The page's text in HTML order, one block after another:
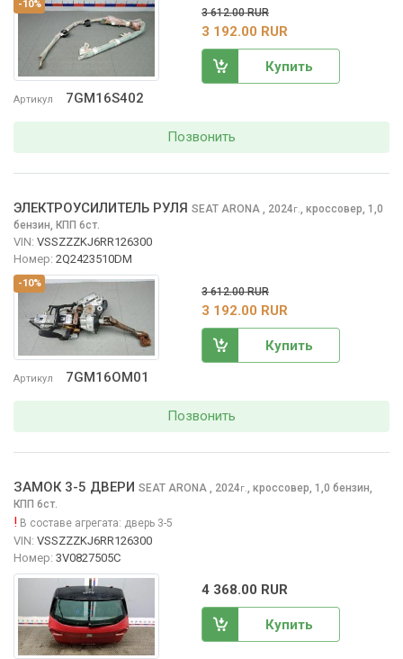
-10%
Артикул 7GM16S402
3 612.00 RUR
3 192.00 RUR
Купить
Позвонить
-10%
Артикул 7GM16OM01
ЭЛЕКТРОУСИЛИТЕЛЬ РУЛЯ SEAT ARONA , 2024г., кроссовер, 1,0
бензин, КПП 6ст.
VIN: VSSZZZKJ6RR126300
Номер: 2Q2423510DM
3 612.00 RUR
3 192.00 RUR
Купить
Позвонить
ЗАМОК 3-5 ДВЕРИ SEAT ARONA , 2024г., кроссовер, 1,0 бензин,
КПП 6ст.
! В составе агрегата: дверь 3-5
VIN: VSSZZZKJ6RR126300
Номер: 3V0827505C
4 368.00 RUR
Купить